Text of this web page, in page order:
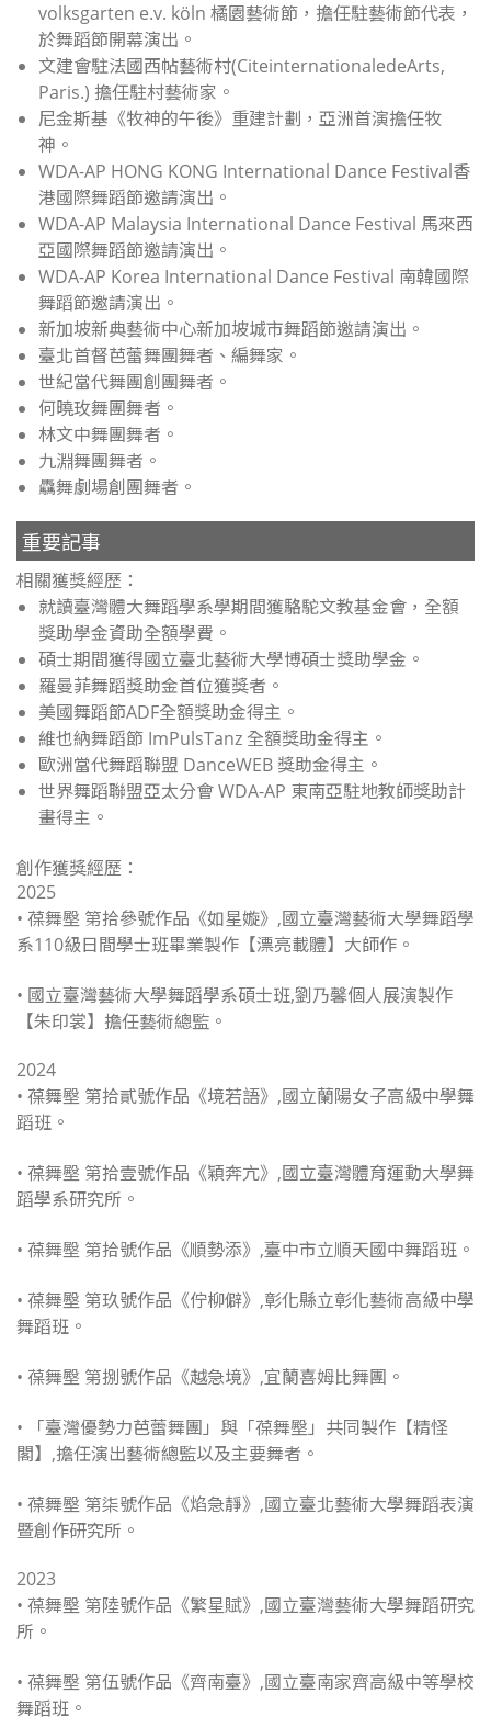
volksgarten e.v. köln 橘園藝術節，擔任駐藝術節代表，
於舞蹈節開幕演出。
文建會駐法國西帖藝術村(CiteinternationaledeArts,
Paris.) 擔任駐村藝術家。
尼金斯基《牧神的午後》重建計劃，亞洲首演擔任牧
神。
WDA-AP HONG KONG International Dance Festival香
港國際舞蹈節邀請演出。
WDA-AP Malaysia International Dance Festival 馬來西
亞國際舞蹈節邀請演出。
WDA-AP Korea International Dance Festival 南韓國際
舞蹈節邀請演出。
新加坡新典藝術中心新加坡城市舞蹈節邀請演出。
臺北首督芭蕾舞團舞者、編舞家。
世紀當代舞團創團舞者。
何曉玫舞團舞者。
林文中舞團舞者。
九淵舞團舞者。
驫舞劇場創團舞者。
重要記事
相關獲獎經歷：
就讀臺灣體大舞蹈學系學期間獲駱駝文教基金會，全額
獎助學金資助全額學費。
碩士期間獲得國立臺北藝術大學博碩士獎助學金。
羅曼菲舞蹈獎助金首位獲獎者。
美國舞蹈節ADF全額獎助金得主。
維也納舞蹈節 ImPulsTanz 全額獎助金得主。
歐洲當代舞蹈聯盟 DanceWEB 獎助金得主。
世界舞蹈聯盟亞太分會 WDA-AP 東南亞駐地教師獎助計
畫得主。
創作獲獎經歷：
2025
• 葆舞壂 第拾參號作品《如星嫙》,國立臺灣藝術大學舞蹈學
系110級日間學士班畢業製作【漂亮載體】大師作。
• 國立臺灣藝術大學舞蹈學系碩士班,劉乃馨個人展演製作
【朱印裳】擔任藝術總監。
2024
• 葆舞壂 第拾貳號作品《境若語》,國立蘭陽女子高級中學舞
蹈班。
• 葆舞壂 第拾壹號作品《穎奔亢》,國立臺灣體育運動大學舞
蹈學系研究所。
• 葆舞壂 第拾號作品《順勢添》,臺中市立順天國中舞蹈班。
• 葆舞壂 第玖號作品《佇柳僻》,彰化縣立彰化藝術高級中學
舞蹈班。
• 葆舞壂 第捌號作品《越急境》,宜蘭喜姆比舞團。
• 「臺灣優勢力芭蕾舞團」與「葆舞壂」共同製作【精怪
閣】,擔任演出藝術總監以及主要舞者。
• 葆舞壂 第柒號作品《焰急靜》,國立臺北藝術大學舞蹈表演
暨創作研究所。
2023
• 葆舞壂 第陸號作品《繁星賦》,國立臺灣藝術大學舞蹈研究
所。
• 葆舞壂 第伍號作品《齊南臺》,國立臺南家齊高級中等學校
舞蹈班。